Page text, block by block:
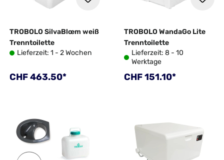
TROBOLO SilvaBlœm weiß
Trenntoilette
Lieferzeit: 1 - 2 Wochen
Regulärer Preis:
CHF 463.50*
TROBOLO WandaGo Lite
Trenntoilette
Lieferzeit: 8 - 10
Werktage
Regulärer Preis:
CHF 151.10*